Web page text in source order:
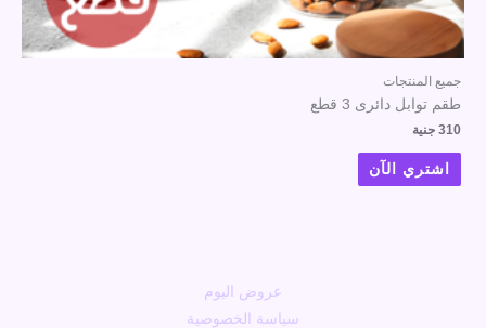
جميع المنتجات
طقم توابل دائرى 3 قطع
310 جنية
اشتري الآن
عروض اليوم
سياسة الخصوصية